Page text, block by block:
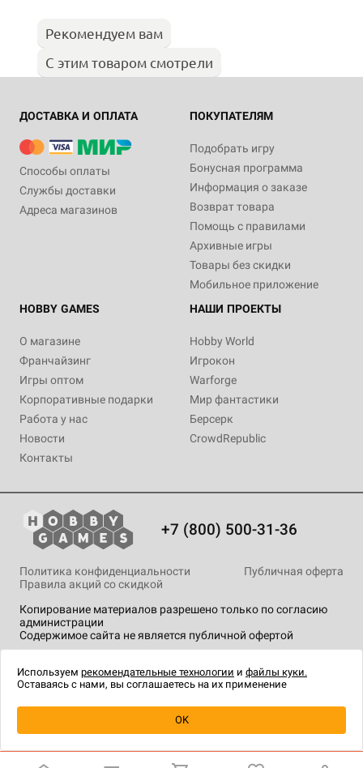
Купить| 1 090 ₽
Рекомендуем вам
С этим товаром смотрели
ДОСТАВКА И ОПЛАТА
Способы оплаты
Службы доставки
Адреса магазинов
ПОКУПАТЕЛЯМ
Подобрать игру
Бонусная программа
Информация о заказе
Возврат товара
Помощь с правилами
Архивные игры
Товары без скидки
Мобильное приложение
HOBBY GAMES
О магазине
Франчайзинг
Игры оптом
Корпоративные подарки
Работа у нас
Новости
Контакты
НАШИ ПРОЕКТЫ
Hobby World
Игрокон
Warforge
Мир фантастики
Берсерк
CrowdRepublic
+7 (800) 500-31-36
Копирование материалов разрешено только по согласию
администрации
Содержимое сайта не является публичной офертой
Политика конфиденциальности
Публичная оферта
Правила акций со скидкой
технологии.
Используем рекомендательные технологии и файлы куки.
Оставаясь с нами, вы соглашаетесь на их применение
OK